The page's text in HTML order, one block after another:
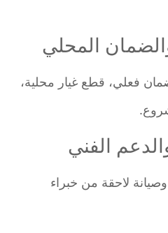
المحلي
فعلي، قطع غيار محلية،
الفني
لاحقة من خبراء